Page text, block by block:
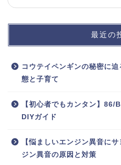
最近の
コウテイペンギンの秘密に
態と子育て
【初心者でもカンタン】86/
DIYガイド
【悩ましいエンジン異音に
ジン異音の原因と対策